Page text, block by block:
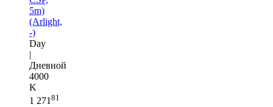
5m)
(Arlight,
-)
Day
|
Дневной
4000
K
1 271 81